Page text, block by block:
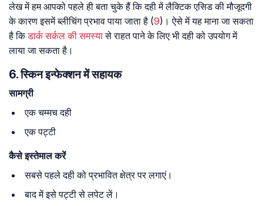
लेख में हम आपको पहले ही बता चुके हैं कि दही में लैक्टिक एसिड की मौजूदगी
के कारण इसमें ब्लीचिंग प्रभाव पाया जाता है (9)। ऐसे में यह माना जा सकता
है किडार्क सर्कल की समस्यासे राहत पाने के लिए भी दही को उपयोग में
लाया जा सकता है।
6. स्किन इन्फेक्शन में सहायक
सामग्री
एक चम्मच दही
एक पट्टी
कैसे इस्तेमाल करें
सबसे पहले दही को प्रभावित क्षेत्र पर लगाएं।
बाद में इसे पट्टी से लपेट लें।